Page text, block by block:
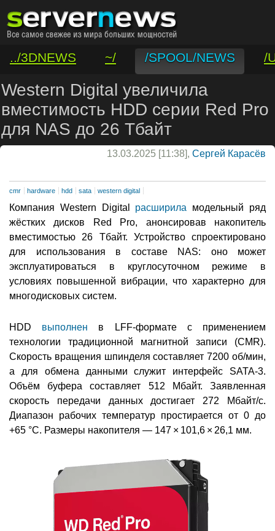
../3DNEWS ~/ /SPOOL/NEWS
/
/VAR/CONTACT
Western Digital увеличила
вместимость HDD серии Red Pro
для NAS до 26 Тбайт
13.03.2025 [11:38], Сергей Карасёв
cmr hardware hdd sata western digital
Компания Western Digital расширила модельный ряд
жёстких дисков Red Pro, анонсировав накопитель
вместимостью 26 Тбайт. Устройство спроектировано
для использования в составе NAS: оно может
эксплуатироваться в круглосуточном режиме в
условиях повышенной вибрации, что характерно для
многодисковых систем.
HDD выполнен в LFF-формате с применением
технологии традиционной магнитной записи (CMR).
Скорость вращения шпинделя составляет 7200 об/мин,
а для обмена данными служит интерфейс SATA-3.
Объём буфера составляет 512 Мбайт. Заявленная
скорость передачи данных достигает 272 Мбайт/с.
Диапазон рабочих температур простирается от 0 до
+65 °C. Размеры накопителя — 147 × 101,6 × 26,1 мм.